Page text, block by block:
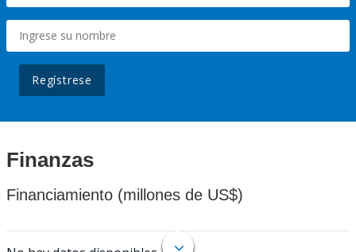
Regístrese
Finanzas
Financiamiento (millones de US$)